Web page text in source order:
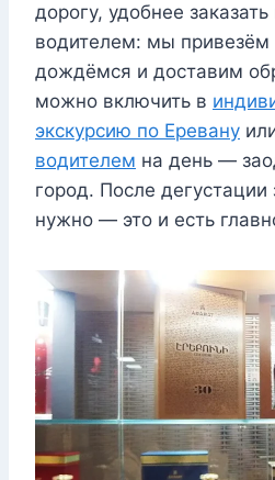
дорогу, удобнее заказать
водителем: мы привезём
дождёмся и доставим
можно включить в
экскурсию по Еревану
водителем на день —
город. После дегустации
нужно — это и есть